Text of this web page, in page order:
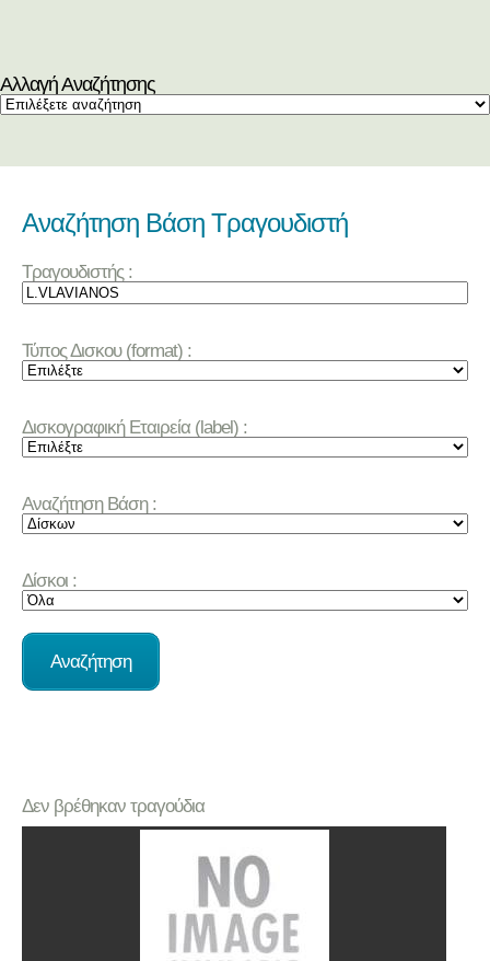
Αλλαγή Αναζήτησης
Αναζήτηση Βάση Τραγουδιστή
Τραγουδιστής :
Τύπος Δισκου (format) :
Δισκογραφική Εταιρεία (label) :
Αναζήτηση Βάση :
Δίσκοι :
Δεν βρέθηκαν τραγούδια